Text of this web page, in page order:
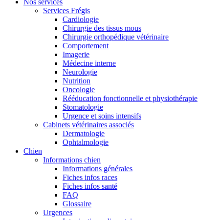
Nos services
Services Frégis
Cardiologie
Chirurgie des tissus mous
Chirurgie orthopédique vétérinaire
Comportement
Imagerie
Médecine interne
Neurologie
Nutrition
Oncologie
Rééducation fonctionnelle et physiothérapie
Stomatologie
Urgence et soins intensifs
Cabinets vétérinaires associés
Dermatologie
Ophtalmologie
Chien
Informations chien
Informations générales
Fiches infos races
Fiches infos santé
FAQ
Glossaire
Urgences